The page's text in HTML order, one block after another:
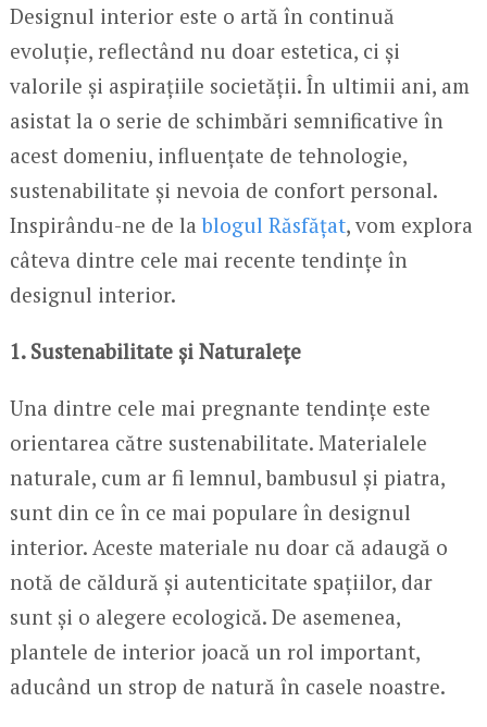
Designul interior este o artă în continuă
evoluție, reflectând nu doar estetica, ci și
valorile și aspirațiile societății. În ultimii ani, am
asistat la o serie de schimbări semnificative în
acest domeniu, influențate de tehnologie,
sustenabilitate și nevoia de confort personal.
Inspirându-ne de lablogul Răsfățat, vom explora
câteva dintre cele mai recente tendințe în
designul interior.
1. Sustenabilitate și Naturalețe
Una dintre cele mai pregnante tendințe este
orientarea către sustenabilitate. Materialele
naturale, cum ar fi lemnul, bambusul și piatra,
sunt din ce în ce mai populare în designul
interior. Aceste materiale nu doar că adaugă o
notă de căldură și autenticitate spațiilor, dar
sunt și o alegere ecologică. De asemenea,
plantele de interior joacă un rol important,
aducând un strop de natură în casele noastre.